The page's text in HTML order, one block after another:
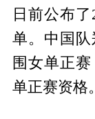
日前公布
单。中国
围女单正
单正赛资格。